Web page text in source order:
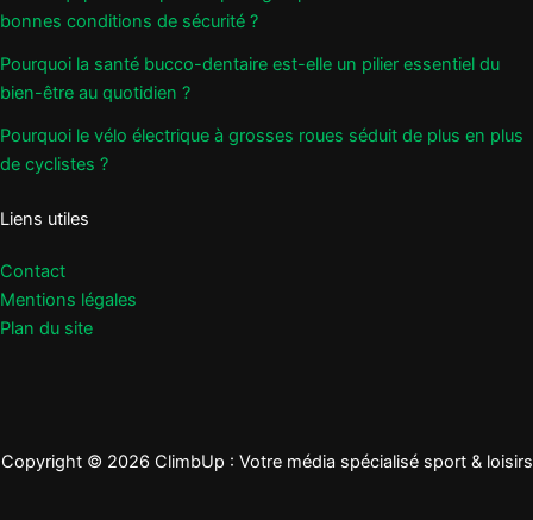
bonnes conditions de sécurité ?
Pourquoi la santé bucco-dentaire est-elle un pilier essentiel du
bien-être au quotidien ?
Pourquoi le vélo électrique à grosses roues séduit de plus en plus
de cyclistes ?
Liens utiles
Contact
Mentions légales
Plan du site
Copyright © 2026 ClimbUp : Votre média spécialisé sport & loisirs